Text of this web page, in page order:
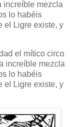
increíble mezcla
lo habéis
el Ligre existe, y
el mítico circo
increíble mezcla
lo habéis
el Ligre existe, y